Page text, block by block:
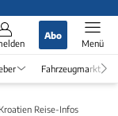
Abo
Menü
Fahrzeugmarkt
Kroatien Reise-Infos